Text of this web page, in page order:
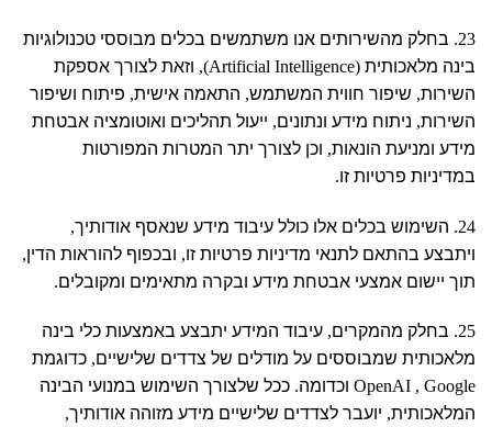
23. בחלק מהשירותים אנו משתמשים בכלים מבוססי טכנולוגיות
בינה מלאכותית (Artificial Intelligence),
וזאת לצורך אספקת
השירות, שיפור חווית המשתמש, התאמה אישית, פיתוח ושיפור
השירות, ניתוח מידע ונתונים, ייעול תהליכים ואוטומציה אבטחת
מידע ומניעת הונאות, וכן לצורך יתר המטרות המפורטות
במדיניות פרטיות זו.
24. השימוש בכלים אלו כולל עיבוד מידע שנאסף אודותיך,
ויתבצע בהתאם לתנאי מדיניות פרטיות זו, ובכפוף להוראות הדין,
תוך יישום אמצעי אבטחת מידע ובקרה מתאימים ומקובלים.
25. בחלק מהמקרים, עיבוד המידע יתבצע באמצעות כלי בינה
מלאכותית שמבוססים על מודלים של צדדים שלישיים, כדוגמת
OpenAI , Google וכדומה. ככל שלצורך השימוש במנועי הבינה
המלאכותית, יועבר לצדדים שלישיים מידע מזוהה אודותיך,